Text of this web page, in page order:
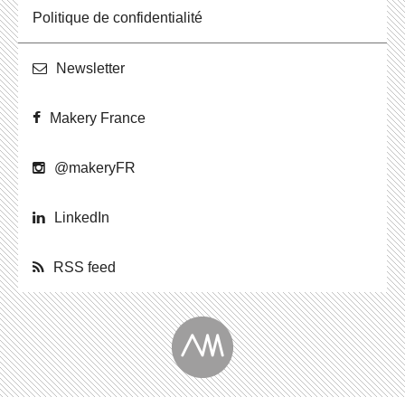
Po­li­tique de confidentialité
News­let­ter
Makery France
@ma­ke­ryFR
Lin­ke­dIn
RSS feed